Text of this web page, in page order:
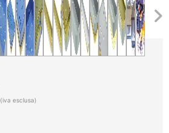
(iva esclusa)